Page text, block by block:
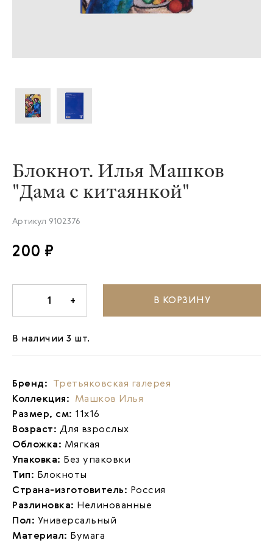
Блокнот. Илья Машков
"Дама с китаянкой"
Артикул 9102376
200 ₽
1 + В КОРЗИНУ
В наличии 3 шт.
Бренд: Третьяковская галерея
Коллекция: Машков Илья
Размер, см: 11х16
Возраст: Для взрослых
Обложка: Мягкая
Упаковка: Без упаковки
Тип: Блокноты
Страна-изготовитель: Россия
Разлиновка: Нелинованные
Пол: Универсальный
Материал: Бумага